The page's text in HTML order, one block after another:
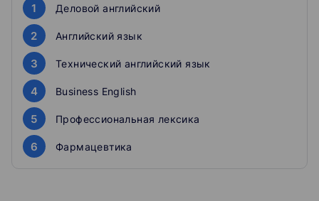
4. Drug manufacturing and its monitoring
5. Future of the industry
1 Деловой английский
2 Английский язык
3 Технический английский язык
4 Business English
5 Профессиональная лексика
6 Фармацевтика